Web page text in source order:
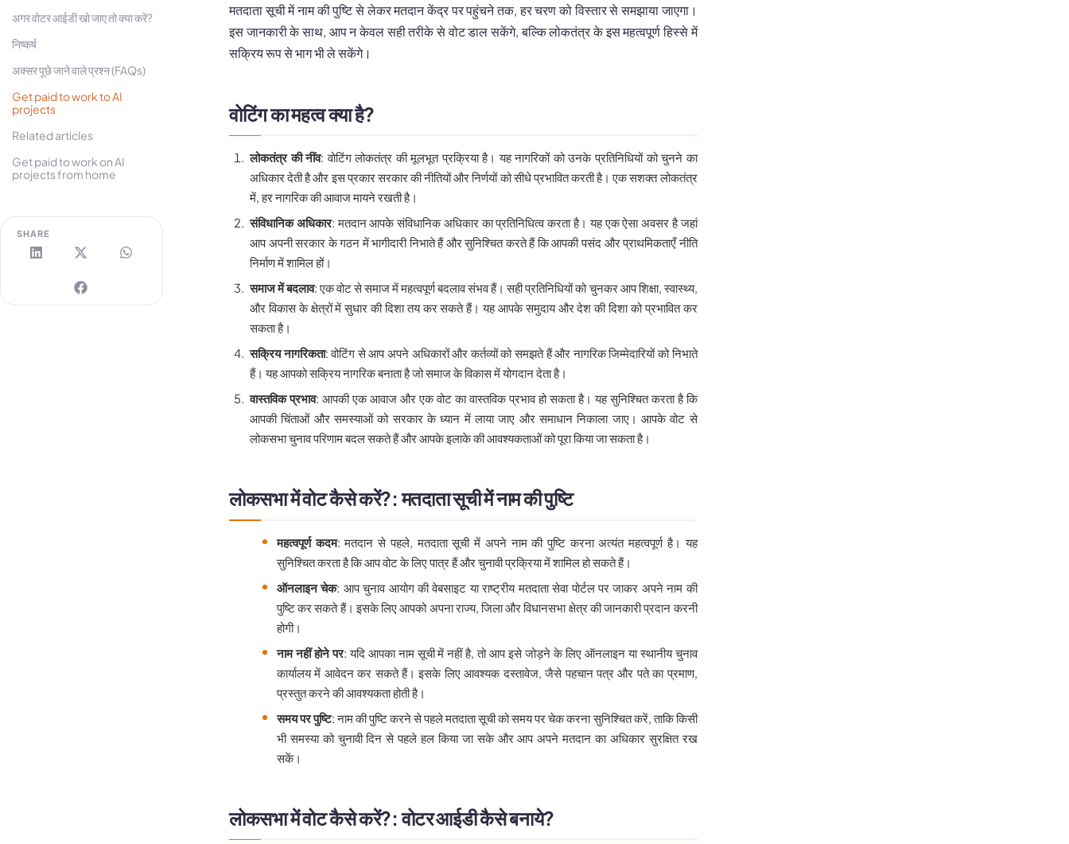
अगर वोटर आईडी खो जाए तो क्या करें?
निष्कर्ष
अक्सर पूछे जाने वाले प्रश्न (FAQs)
Get paid to work to AI
projects
Related articles
Get paid to work on AI
projects from home
SHARE
मतदाता सूची में नाम की पुष्टि से लेकर मतदान केंद्र पर पहुंचने तक, हर चरण को विस्तार से समझाया जाएगा।
इस जानकारी के साथ, आप न केवल सही तरीके से वोट डाल सकेंगे, बल्कि लोकतंत्र के इस महत्वपूर्ण हिस्से में
सक्रिय रूप से भाग भी ले सकेंगे।
वोटिंग का महत्व क्या है?
लोकतंत्र की नींव: वोटिंग लोकतंत्र की मूलभूत प्रक्रिया है। यह नागरिकों को उनके प्रतिनिधियों को चुनने का
अधिकार देती है और इस प्रकार सरकार की नीतियों और निर्णयों को सीधे प्रभावित करती है। एक सशक्त लोकतंत्र
में, हर नागरिक की आवाज मायने रखती है।
संविधानिक अधिकार: मतदान आपके संविधानिक अधिकार का प्रतिनिधित्व करता है। यह एक ऐसा अवसर है जहां
आप अपनी सरकार के गठन में भागीदारी निभाते हैं और सुनिश्चित करते हैं कि आपकी पसंद और प्राथमिकताएँ नीति
निर्माण में शामिल हों।
समाज में बदलाव: एक वोट से समाज में महत्वपूर्ण बदलाव संभव हैं। सही प्रतिनिधियों को चुनकर आप शिक्षा, स्वास्थ्य,
और विकास के क्षेत्रों में सुधार की दिशा तय कर सकते हैं। यह आपके समुदाय और देश की दिशा को प्रभावित कर
सकता है।
सक्रिय नागरिकता: वोटिंग से आप अपने अधिकारों और कर्तव्यों को समझते हैं और नागरिक जिम्मेदारियों को निभाते
हैं। यह आपको सक्रिय नागरिक बनाता है जो समाज के विकास में योगदान देता है।
वास्तविक प्रभाव: आपकी एक आवाज और एक वोट का वास्तविक प्रभाव हो सकता है। यह सुनिश्चित करता है कि
आपकी चिंताओं और समस्याओं को सरकार के ध्यान में लाया जाए और समाधान निकाला जाए। आपके वोट से
लोकसभा चुनाव परिणाम बदल सकते हैं और आपके इलाके की आवश्यकताओं को पूरा किया जा सकता है।
लोकसभा में वोट कैसे करें?: मतदाता सूची में नाम की पुष्टि
महत्वपूर्ण कदम: मतदान से पहले, मतदाता सूची में अपने नाम की पुष्टि करना अत्यंत महत्वपूर्ण है। यह
सुनिश्चित करता है कि आप वोट के लिए पात्र हैं और चुनावी प्रक्रिया में शामिल हो सकते हैं।
ऑनलाइन चेक: आप चुनाव आयोग की वेबसाइट या राष्ट्रीय मतदाता सेवा पोर्टल पर जाकर अपने नाम की
पुष्टि कर सकते हैं। इसके लिए आपको अपना राज्य, जिला और विधानसभा क्षेत्र की जानकारी प्रदान करनी
होगी।
नाम नहीं होने पर: यदि आपका नाम सूची में नहीं है, तो आप इसे जोड़ने के लिए ऑनलाइन या स्थानीय चुनाव
कार्यालय में आवेदन कर सकते हैं। इसके लिए आवश्यक दस्तावेज, जैसे पहचान पत्र और पते का प्रमाण,
प्रस्तुत करने की आवश्यकता होती है।
समय पर पुष्टि: नाम की पुष्टि करने से पहले मतदाता सूची को समय पर चेक करना सुनिश्चित करें, ताकि किसी
भी समस्या को चुनावी दिन से पहले हल किया जा सके और आप अपने मतदान का अधिकार सुरक्षित रख
सकें।
लोकसभा में वोट कैसे करें?: वोटर आईडी कैसे बनाये?